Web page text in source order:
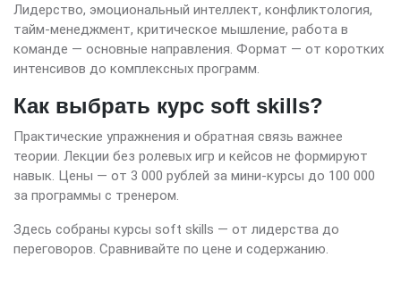
Лидерство, эмоциональный интеллект, конфликтология,
тайм-менеджмент, критическое мышление, работа в
команде — основные направления. Формат — от коротких
интенсивов до комплексных программ.
Как выбрать курс soft skills?
Практические упражнения и обратная связь важнее
теории. Лекции без ролевых игр и кейсов не формируют
навык. Цены — от 3 000 рублей за мини-курсы до 100 000
за программы с тренером.
Здесь собраны курсы soft skills — от лидерства до
переговоров. Сравнивайте по цене и содержанию.